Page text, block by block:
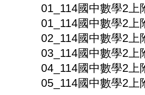
01_114國中數學2上
01_114國中數學2上
02_114國中數學2上
03_114國中數學2上
04_114國中數學2上
05_114國中數學2上